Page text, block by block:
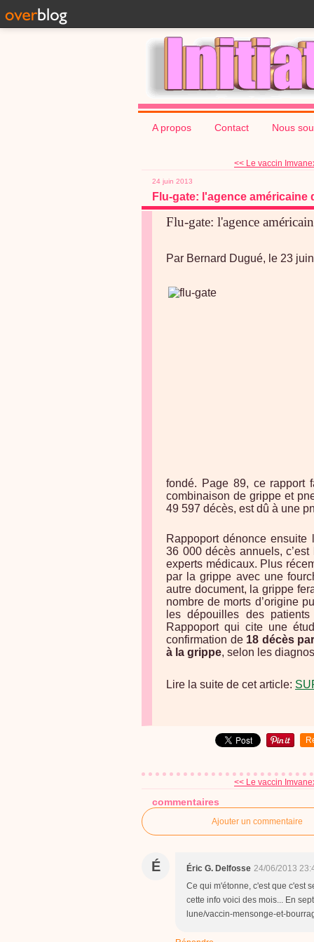
A propos Contact Nous
<< Le vaccin
24 juin 2013
Flu-gate: l'agence
Flu-gate: l'agence
Par Bernard Dugué, le 23
fondé. Page 89, ce rapport
combinaison de grippe et
49 597 décès, est dû à une
Rappoport dénonce
36 000 décès annuels,
experts médicaux. Plus
par la grippe avec une
autre document, la grippe
nombre de morts d’origine
les dépouilles des
Rappoport qui cite une
confirmation de 18 décès
à la grippe, selon les
Lire la suite de cet article:
<< Le vaccin
commentaires
Ajouter un commentaire
É Éric G. Delfosse 24/06/2013
Ce qui m'étonne, c'est que c'est
cette info voici des mois... En
lune/vaccin-mensonge-et-